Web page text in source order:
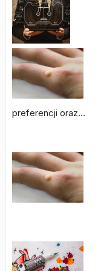
preferencji oraz…